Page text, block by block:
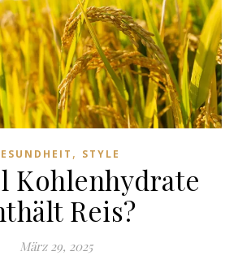
, STYLE
Kohlenhydrate
Reis?
März 29, 2025